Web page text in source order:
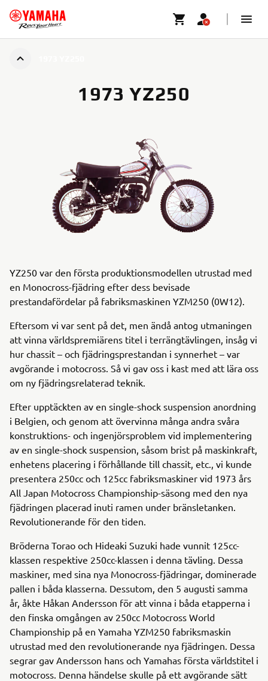
1973 YZ250
YZ250 var den första produktionsmodellen utrustad med
en Monocross-fjädring efter dess bevisade
prestandafördelar på fabriksmaskinen YZM250 (0W12).
Eftersom vi var sent på det, men ändå antog utmaningen
att vinna världspremiärens titel i terrängtävlingen, insåg vi
hur chassit – och fjädringsprestandan i synnerhet – var
avgörande i motocross. Så vi gav oss i kast med att lära oss
om ny fjädringsrelaterad teknik.
Efter upptäckten av en single-shock suspension anordning
i Belgien, och genom att övervinna många andra svåra
konstruktions- och ingenjörsproblem vid implementering
av en single-shock suspension, såsom brist på maskinkraft,
enhetens placering i förhållande till chassit, etc., vi kunde
presentera 250cc och 125cc fabriksmaskiner vid 1973 års
All Japan Motocross Championship-säsong med den nya
fjädringen placerad inuti ramen under bränsletanken.
Revolutionerande för den tiden.
Bröderna Torao och Hideaki Suzuki hade vunnit 125cc-
klassen respektive 250cc-klassen i denna tävling. Dessa
maskiner, med sina nya Monocross-fjädringar, dominerade
pallen i båda klasserna. Dessutom, den 5 augusti samma
år, åkte Håkan Andersson för att vinna i båda etapperna i
den finska omgången av 250cc Motocross World
Championship på en Yamaha YZM250 fabriksmaskin
utrustad med den revolutionerande nya fjädringen. Dessa
segrar gav Andersson hans och Yamahas första världstitel i
motocross. Denna händelse skulle på ett avgörande sätt